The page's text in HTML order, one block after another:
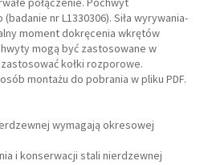
nr L1330306). Siła wyrywania-
moment dokręcenia wkrętów
mogą być zastosowane w
kołki rozporowe.
montażu do pobrania w pliku PDF.
wymagają okresowej
i konserwacji stali nierdzewnej